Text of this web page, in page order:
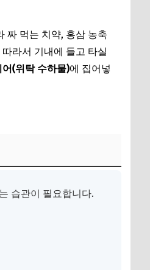
짜 먹는 치약, 홍삼 농축
라서 기내에 들고 타실
(위탁 수하물)에 집어넣
습관이 필요합니다.